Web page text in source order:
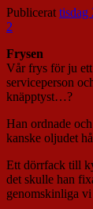
Publicerat tisdag
2
Frysen
Vår frys för ju ett
serviceperson
knäpptyst…?
Han ordnade
kanske oljudet
Ett dörrfack till
det skulle han
genomskinliga vi